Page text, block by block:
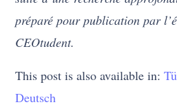
préparé pour publication par
CEOtudent.
This post is also available in:
Deutsch